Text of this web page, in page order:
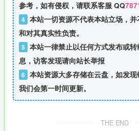
参考，如有侵权，请联系客服 QQ
4 本站一切资源不代表本站立场，
和对其真实性负责。
5 本站一律禁止以任何方式发布或
息，访客发现请向站长举报
6 本站资源大多存储在云盘，如发
我们会第一时间更新。
THE END